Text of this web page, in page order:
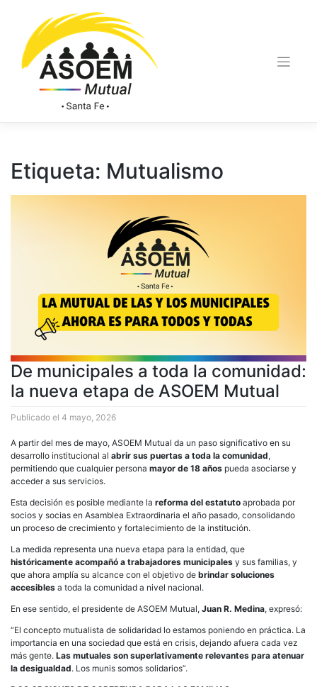
Etiqueta: Mutualismo
De municipales a toda la comunidad:
la nueva etapa de ASOEM Mutual
Publicado el 4 mayo, 2026
A partir del mes de mayo, ASOEM Mutual da un paso significativo en su
desarrollo institucional al abrir sus puertas a toda la comunidad,
permitiendo que cualquier persona mayor de 18 años pueda asociarse y
acceder a sus servicios.
Esta decisión es posible mediante la reforma del estatuto aprobada por
socios y socias en Asamblea Extraordinaria el año pasado, consolidando
un proceso de crecimiento y fortalecimiento de la institución.
La medida representa una nueva etapa para la entidad, que
históricamente acompañó a trabajadores municipales y sus familias, y
que ahora amplía su alcance con el objetivo de brindar soluciones
accesibles a toda la comunidad a nivel nacional.
En ese sentido, el presidente de ASOEM Mutual, Juan R. Medina, expresó:
“El concepto mutualista de solidaridad lo estamos poniendo en práctica. La
importancia en una sociedad que está en crisis, dejando afuera cada vez
más gente. Las mutuales son superlativamente relevantes para atenuar
la desigualdad. Los munis somos solidarios”.